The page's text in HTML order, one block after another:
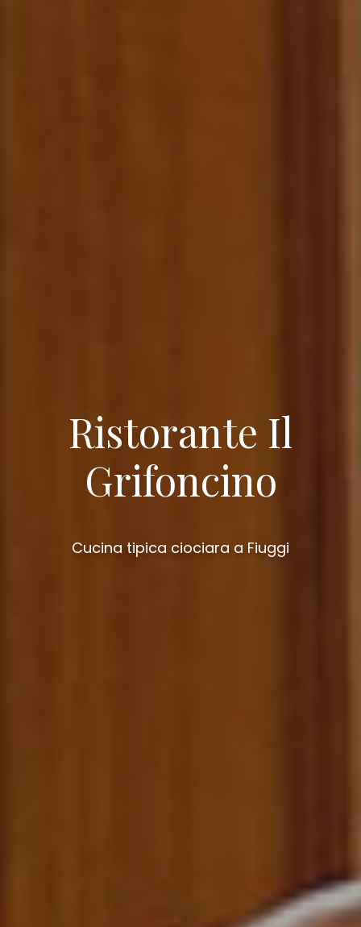
Ristorante Il
Grifoncino
Cucina tipica ciociara a Fiuggi